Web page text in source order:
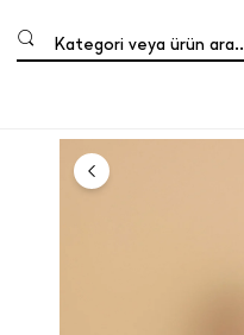
Kategori veya ürün ara..